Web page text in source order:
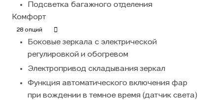
Подсветка багажного отделения
Комфорт
28 опций
Боковые зеркала с электрической
регулировкой и обогревом
Электропривод складывания зеркал
Функция автоматического включения фар
при вождении в темное время (датчик света)